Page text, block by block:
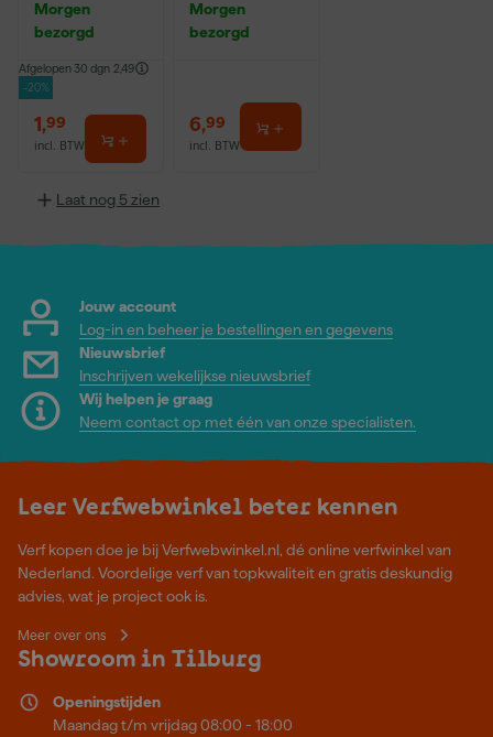
Morgen
bezorgd
Afgelopen 30 dgn 2,49
-20%
1,99
incl. BTW
Morgen
bezorgd
6,99
incl. BTW
Laat nog 5 zien
Jouw account
Log-in en beheer je bestellingen en gegevens
Nieuwsbrief
Inschrijven wekelijkse nieuwsbrief
Wij helpen je graag
Neem contact op met één van onze specialisten.
Leer Verfwebwinkel beter kennen
Verf kopen doe je bij Verfwebwinkel.nl, dé online verfwinkel van
Nederland. Voordelige verf van topkwaliteit en gratis deskundig
advies, wat je project ook is.
Meer over ons
Showroom in Tilburg
Openingstijden
Maandag t/m vrijdag 08:00 - 18:00